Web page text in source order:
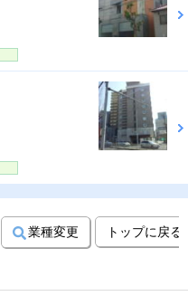
業種変更 トップに戻る